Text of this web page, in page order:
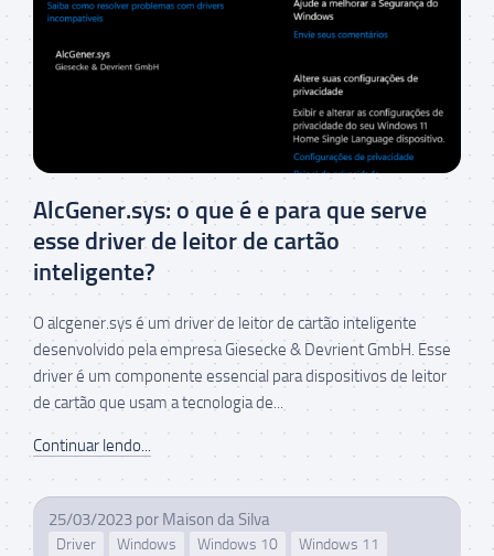
AlcGener.sys: o que é e para que serve
esse driver de leitor de cartão
inteligente?
O alcgener.sys é um driver de leitor de cartão inteligente
desenvolvido pela empresa Giesecke & Devrient GmbH. Esse
driver é um componente essencial para dispositivos de leitor
de cartão que usam a tecnologia de...
Continuar lendo...
25/03/2023 por Maison da Silva
Driver Windows Windows 10 Windows 11